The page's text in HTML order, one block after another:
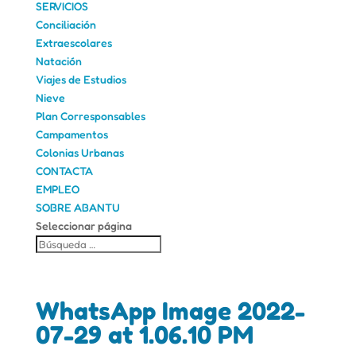
SERVICIOS
Conciliación
Extraescolares
Natación
Viajes de Estudios
Nieve
Plan Corresponsables
Campamentos
Colonias Urbanas
CONTACTA
EMPLEO
SOBRE ABANTU
Seleccionar página
WhatsApp Image 2022-
07-29 at 1.06.10 PM